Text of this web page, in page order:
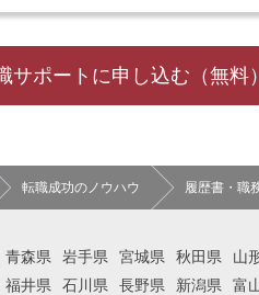
サポートに申し込む（無料）
転職成功のノウハウ 履歴書・職
青森県 岩手県 宮城県 秋田県 山
福井県 石川県 長野県 新潟県 富